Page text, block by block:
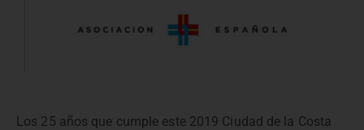
Los 25 años que cumple este 2019 Ciudad de la Costa